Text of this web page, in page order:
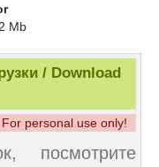
Mb
/ Download
personal use only!
посмотрите